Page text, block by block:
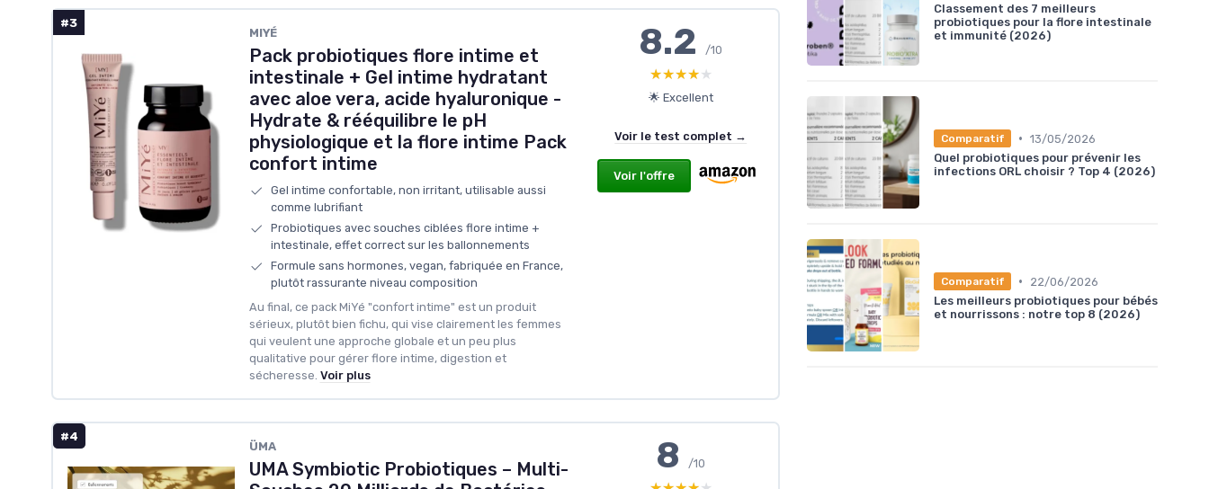
#3
‎MIYÉ
Pack probiotiques flore intime et
intestinale + Gel intime hydratant
avec aloe vera, acide hyaluronique -
Hydrate & rééquilibre le pH
physiologique et la flore intime Pack
confort intime
Gel intime confortable, non irritant, utilisable aussi
comme lubrifiant
Probiotiques avec souches ciblées flore intime +
intestinale, effet correct sur les ballonnements
Formule sans hormones, vegan, fabriquée en France,
plutôt rassurante niveau composition
Au final, ce pack MiYé "confort intime" est un produit
sérieux, plutôt bien fichu, qui vise clairement les femmes
qui veulent une approche globale et un peu plus
qualitative pour gérer flore intime, digestion et
sécheresse. Voir plus
8.2/10
★★★★★
★★★★★
🌟 Excellent
Voir le test complet →
Voir l'offre
#4
‎ÜMA
UMA Symbiotic Probiotiques – Multi-
8/10
Classement des 7 meilleurs
probiotiques pour la flore intestinale
et immunité (2026)
Comparatif • 13/05/2026
Quel probiotiques pour prévenir les
infections ORL choisir ? Top 4 (2026)
Comparatif •
22/06/2026
Les meilleurs probiotiques pour bébés
et nourrissons : notre top 8 (2026)